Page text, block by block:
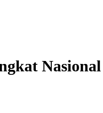
Nasional